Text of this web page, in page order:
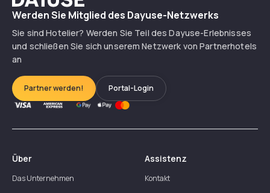
Werden Sie Mitglied des Dayuse-Netzwerks
Sie sind Hotelier? Werden Sie Teil des Dayuse-Erlebnisses
und schließen Sie sich unserem Netzwerk von Partnerhotels
an
Partner werden! Portal-Login
Über
Das Unternehmen
Assistenz
Kontakt